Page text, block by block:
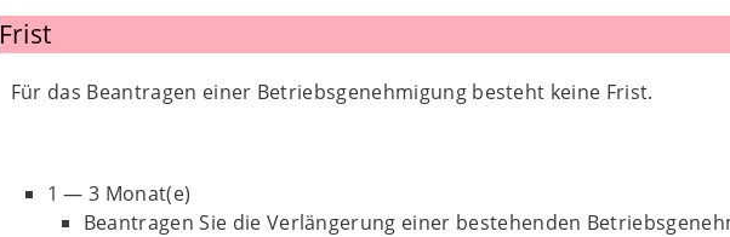
Frist
Für das Beantragen einer Betriebsgenehmigung besteht keine Frist.
1 — 3 Monat(e)
Beantragen Sie die Verlängerung einer bestehenden